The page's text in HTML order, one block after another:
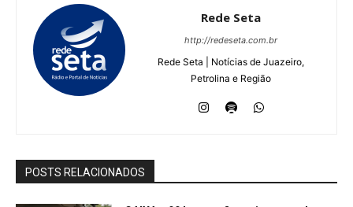
Rede Seta
http://redeseta.com.br
Rede Seta | Notícias de Juazeiro,
Petrolina e Região
POSTS RELACIONADOS